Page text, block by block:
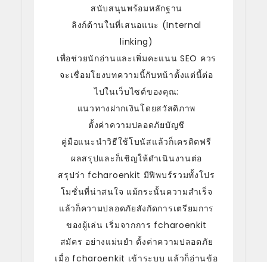
สนับสนุนพร้อมหลักฐาน
ลิงก์ด้านในที่เสนอแนะ (Internal
linking)
เพื่อช่วยนักอ่านและเพิ่มคะแนน SEO ควร
จะเชื่อมโยงบทความนี้กับหน้าตั้งแต่นี้ต่อ
ไปในเว็บไซต์ของคุณ:
แนวทางฝากเงินโดยสวัสดิภาพ
ตั้งค่าความปลอดภัยบัญชี
คู่มือแนะนำวิธีใช้โบนัสแล้วก็เครดิตฟรี
ผลสรุปและก็เชิญให้ดำเนินงานต่อ
สรุปว่า fcharoenkit มีฟีพบร์รวมทั้งโปร
โมชั่นที่น่าสนใจ แม้กระนั้นความสำเร็จ
แล้วก็ความปลอดภัยสังกัดการเตรียมการ
ของผู้เล่น เริ่มจากการ fcharoenkit
สมัคร อย่างแม่นยำ ตั้งค่าความปลอดภัย
เมื่อ fcharoenkit เข้าระบบ แล้วก็อ่านข้อ